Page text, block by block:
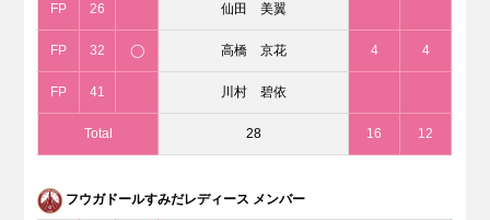
FP 26 仙田 美翼
FP 32 ◯ 高橋 京花 4 4
FP 41 川村 碧依
Total 28 16 12
フウガドールすみだレディース メンバー